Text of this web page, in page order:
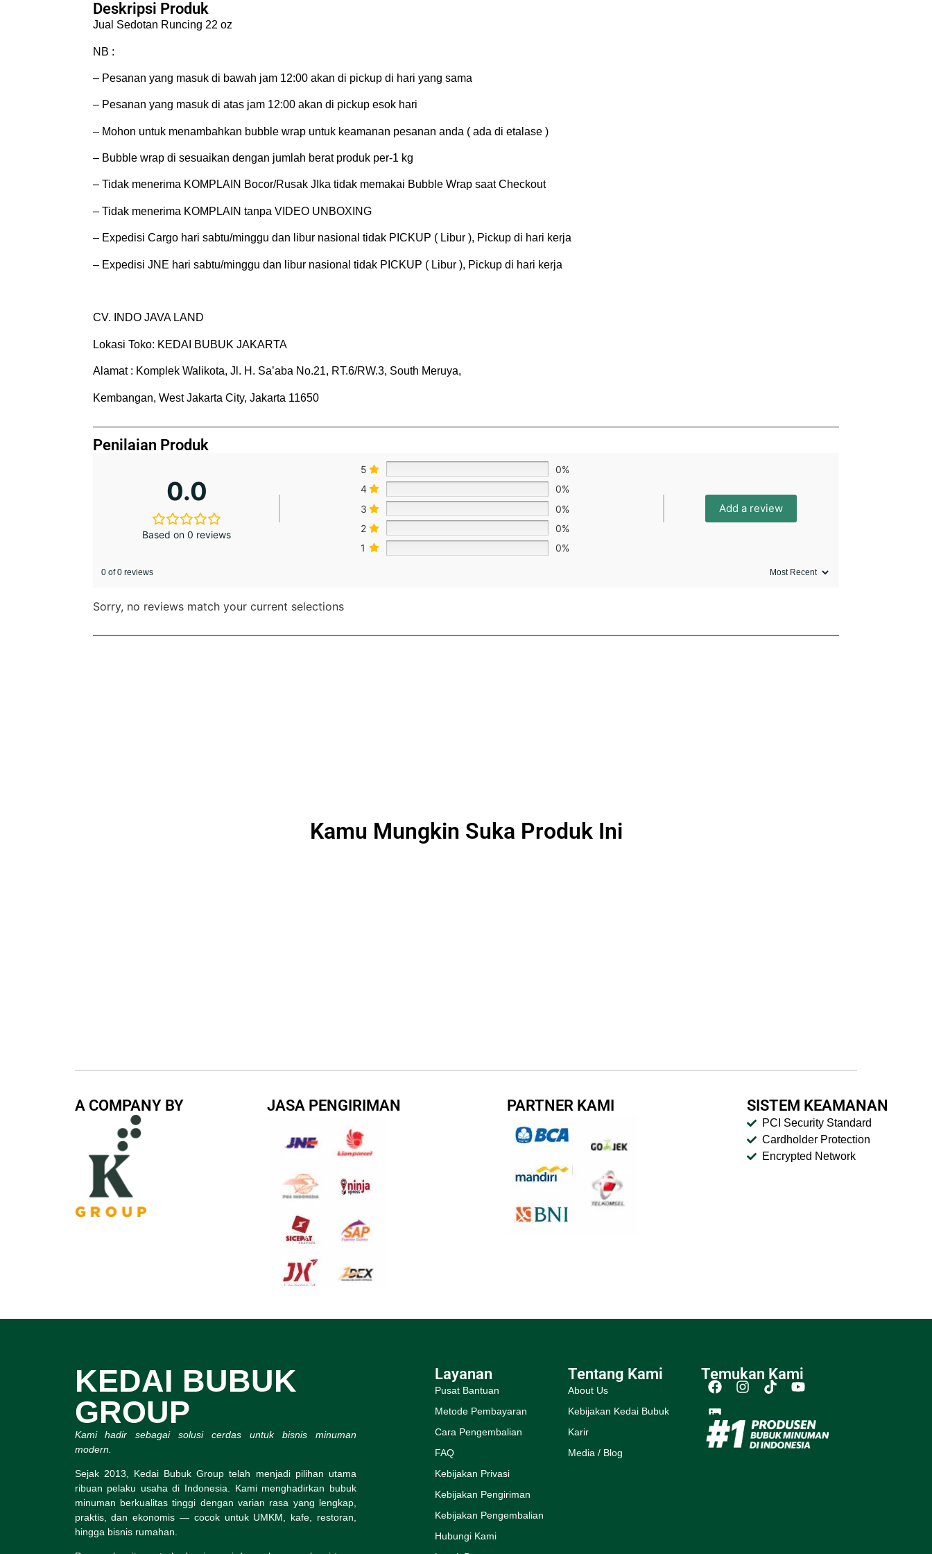
Deskripsi Produk
Jual Sedotan Runcing 22 oz
NB :
– Pesanan yang masuk di bawah jam 12:00 akan di pickup di hari yang sama
– Pesanan yang masuk di atas jam 12:00 akan di pickup esok hari
– Mohon untuk menambahkan bubble wrap untuk keamanan pesanan anda ( ada di etalase )
– Bubble wrap di sesuaikan dengan jumlah berat produk per-1 kg
– Tidak menerima KOMPLAIN Bocor/Rusak JIka tidak memakai Bubble Wrap saat Checkout
– Tidak menerima KOMPLAIN tanpa VIDEO UNBOXING
– Expedisi Cargo hari sabtu/minggu dan libur nasional tidak PICKUP ( Libur ), Pickup di hari kerja
– Expedisi JNE hari sabtu/minggu dan libur nasional tidak PICKUP ( Libur ), Pickup di hari kerja
CV. INDO JAVA LAND
Lokasi Toko: KEDAI BUBUK JAKARTA
Alamat : Komplek Walikota, Jl. H. Sa’aba No.21, RT.6/RW.3, South Meruya,
Kembangan, West Jakarta City, Jakarta 11650
Penilaian Produk
0.0
Based on 0 reviews
5
0%
4
0%
3
0%
2
0%
1
0%
Add a review
0 of 0 reviews
Sorry, no reviews match your current selections
Kamu Mungkin Suka Produk Ini
A COMPANY BY JASA PENGIRIMAN PARTNER KAMI SISTEM KEAMANAN
PCI Security Standard
Cardholder Protection
Encrypted Network
KEDAI BUBUK
GROUP
Kami hadir sebagai solusi cerdas untuk bisnis minuman
modern.
Sejak 2013, Kedai Bubuk Group telah menjadi pilihan utama
ribuan pelaku usaha di Indonesia. Kami menghadirkan bubuk
minuman berkualitas tinggi dengan varian rasa yang lengkap,
praktis, dan ekonomis — cocok untuk UMKM, kafe, restoran,
hingga bisnis rumahan.
Layanan
Pusat Bantuan
Metode Pembayaran
Cara Pengembalian
FAQ
Kebijakan Privasi
Kebijakan Pengiriman
Kebijakan Pengembalian
Hubungi Kami
Tentang Kami
About Us
Kebijakan Kedai Bubuk
Karir
Media / Blog
Temukan Kami